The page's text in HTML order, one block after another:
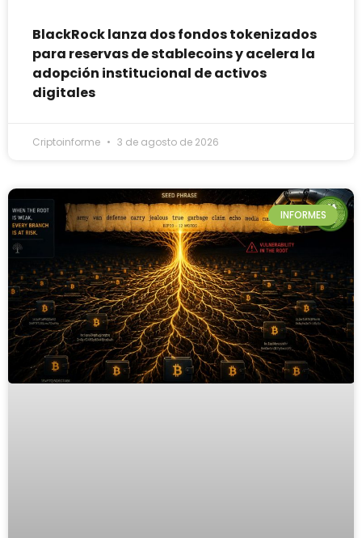
BlackRock lanza dos fondos tokenizados
para reservas de stablecoins y acelera la
adopción institucional de activos
digitales
Criptoinforme 3 de agosto de 2026
INFORMES